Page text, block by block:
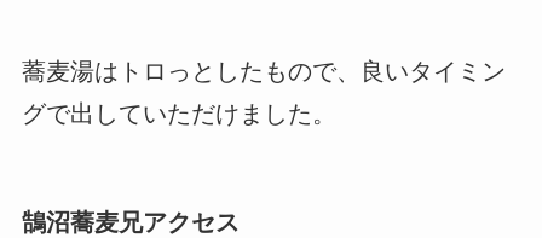
蕎麦湯はトロっとしたもので、良いタイミン
グで出していただけました。
鵠沼蕎麦兄アクセス